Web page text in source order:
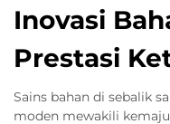
Inovasi
Prestasi
Sains bahan di sebalik
moden mewakili